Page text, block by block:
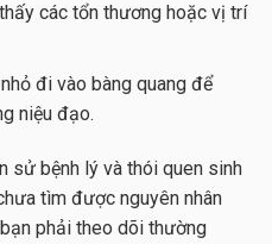
các tổn thương hoặc vị trí
đi vào bàng quang để
niệu đạo.
sử bệnh lý và thói quen sinh
tìm được nguyên nhân
phải theo dõi thường